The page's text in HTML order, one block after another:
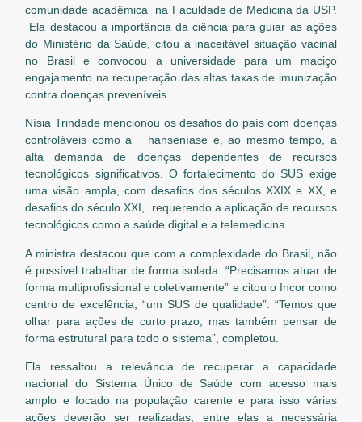
comunidade acadêmica na Faculdade de Medicina da USP.
Ela destacou a importância da ciência para guiar as ações
do Ministério da Saúde, citou a inaceitável situação vacinal
no Brasil e convocou a universidade para um maciço
engajamento na recuperação das altas taxas de imunização
contra doenças preveníveis.
Nísia Trindade mencionou os desafios do país com doenças
controláveis como a hanseníase e, ao mesmo tempo, a
alta demanda de doenças dependentes de recursos
tecnológicos significativos. O fortalecimento do SUS exige
uma visão ampla, com desafios dos séculos XXIX e XX, e
desafios do século XXI, requerendo a aplicação de recursos
tecnológicos como a saúde digital e a telemedicina.
A ministra destacou que com a complexidade do Brasil, não
é possível trabalhar de forma isolada. “Precisamos atuar de
forma multiprofissional e coletivamente” e citou o Incor como
centro de excelência, “um SUS de qualidade”. “Temos que
olhar para ações de curto prazo, mas também pensar de
forma estrutural para todo o sistema”, completou.
Ela ressaltou a relevância de recuperar a capacidade
nacional do Sistema Único de Saúde com acesso mais
amplo e focado na população carente e para isso várias
ações deverão ser realizadas, entre elas a necessária